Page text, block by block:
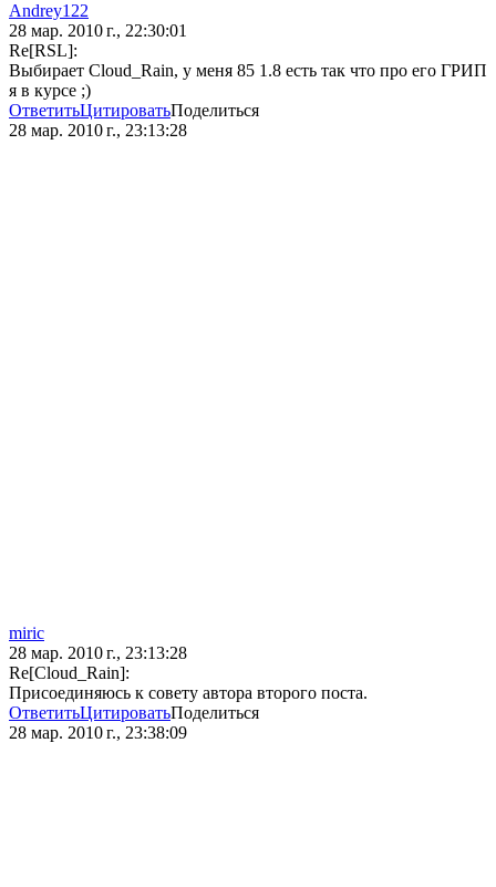
Andrey122
28 мар. 2010 г., 22:30:01
Re[RSL]:
Выбирает Cloud_Rain, у меня 85 1.8 есть так что про его ГРИП
я в курсе ;)
ОтветитьЦитироватьПоделиться
28 мар. 2010 г., 23:13:28
miric
28 мар. 2010 г., 23:13:28
Re[Cloud_Rain]:
Присоединяюсь к совету автора второго поста.
ОтветитьЦитироватьПоделиться
28 мар. 2010 г., 23:38:09